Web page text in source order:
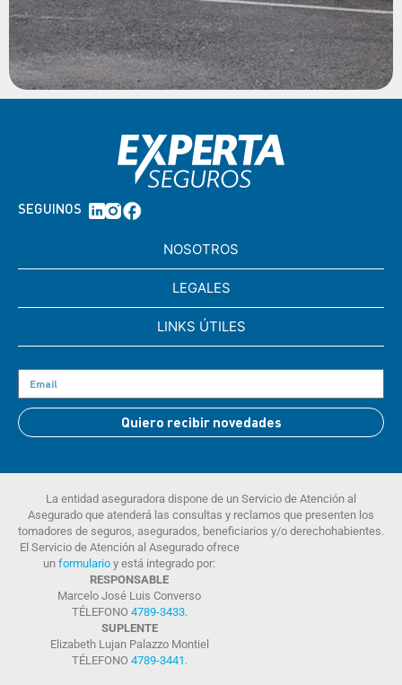
SEGUINOS
NOSOTROS
LEGALES
LINKS ÚTILES
Quiero recibir novedades
La entidad aseguradora dispone de un Servicio de Atención al
Asegurado que atenderá las consultas y reclamos que presenten los
tomadores de seguros, asegurados, beneficiarios y/o derechohabientes.
El Servicio de Atención al Asegurado ofrece
un formulario y está integrado por:
RESPONSABLE
Marcelo José Luis Converso
TÉLEFONO 4789-3433.
SUPLENTE
Elizabeth Lujan Palazzo Montiel
TÉLEFONO 4789-3441 .